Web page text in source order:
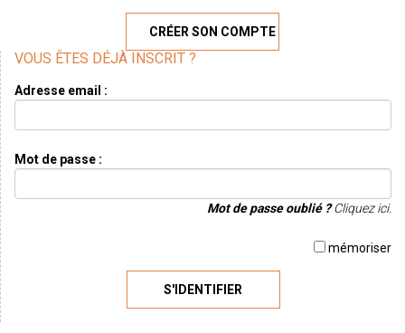
CRÉER SON COMPTE
VOUS ÊTES DÉJÀ INSCRIT ?
Adresse email :
Mot de passe :
Mot de passe oublié ?Cliquez ici.
mémoriser
S'IDENTIFIER